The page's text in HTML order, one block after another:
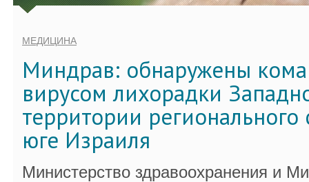
МЕДИЦИНА
Миндрав: обнаружены
вирусом лихорадки
территории регионального
юге Израиля
Министерство здравоохранения и